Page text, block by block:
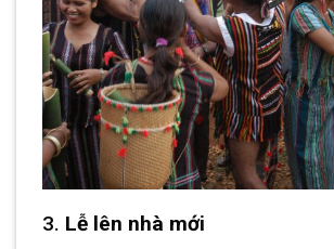
3. Lễ lên nhà mới